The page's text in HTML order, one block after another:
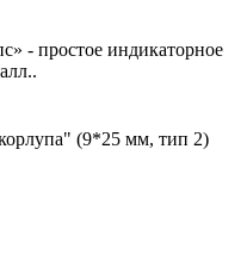
- простое индикаторное
(9*25 мм, тип 2)